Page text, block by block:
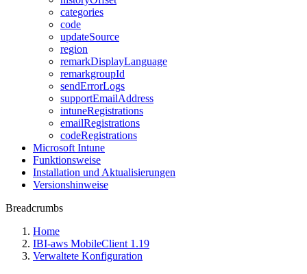
categories
code
updateSource
region
remarkDisplayLanguage
remarkgroupId
sendErrorLogs
supportEmailAddress
intuneRegistrations
emailRegistrations
codeRegistrations
Microsoft Intune
Funktionsweise
Installation und Aktualisierungen
Versionshinweise
Breadcrumbs
Home
IBI-aws MobileClient 1.19
Verwaltete Konfiguration